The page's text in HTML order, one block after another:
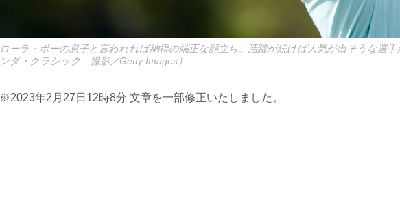
ローラ・ボーの息子と言われれば納得の端正な顔立ち。活躍が続けば人気が出そうな選
ンダ・クラシック 撮影／Getty Images）
※2023年2月27日12時8分 文章を一部修正いたしました。